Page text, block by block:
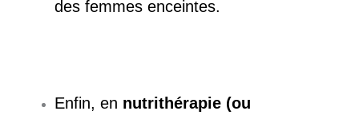
des femmes enceintes.
Enfin, en nutrithérapie (ou